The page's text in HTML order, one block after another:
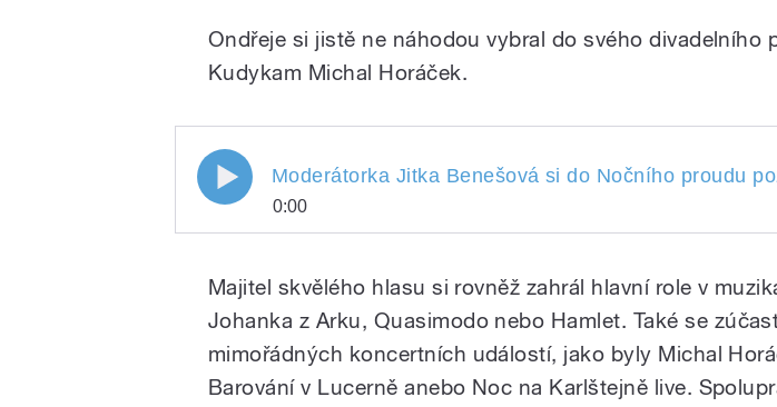
Ondřeje si jistě ne náhodou vybral do svého divadelního
Kudykam Michal Horáček.
Moderátorka Jitka Benešová si do Nočního proudu
0:00
Nočního proudu pozvala zpěváka Ondřeje
Rumla, který si splnil velký sen - natočil
album s coververzemi slavných písniček
trojlístku Ježek, Werich,
Majitel skvělého hlasu si rovněž zahrál hlavní role v
Johanka z Arku, Quasimodo nebo Hamlet. Také se
mimořádných koncertních událostí, jako byly Michal
Barování v Lucerně anebo Noc na Karlštejně live.